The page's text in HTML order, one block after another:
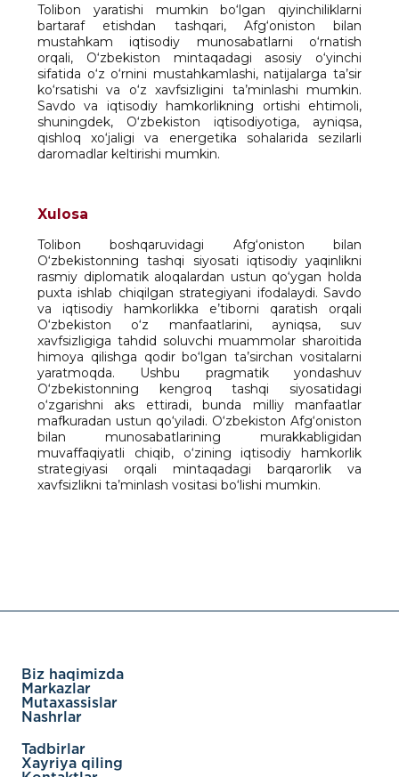
Tolibon yaratishi mumkin bo‘lgan qiyinchiliklarni
bartaraf etishdan tashqari, Afg‘oniston bilan
mustahkam iqtisodiy munosabatlarni o‘rnatish
orqali, O‘zbekiston mintaqadagi asosiy o‘yinchi
sifatida o‘z o‘rnini mustahkamlashi, natijalarga ta’sir
ko‘rsatishi va o‘z xavfsizligini ta’minlashi mumkin.
Savdo va iqtisodiy hamkorlikning ortishi ehtimoli,
shuningdek, O‘zbekiston iqtisodiyotiga, ayniqsa,
qishloq xo‘jaligi va energetika sohalarida sezilarli
daromadlar keltirishi mumkin.
Xulosa
Tolibon boshqaruvidagi Afg‘oniston bilan
O‘zbekistonning tashqi siyosati iqtisodiy yaqinlikni
rasmiy diplomatik aloqalardan ustun qo‘ygan holda
puxta ishlab chiqilgan strategiyani ifodalaydi. Savdo
va iqtisodiy hamkorlikka e’tiborni qaratish orqali
O‘zbekiston o‘z manfaatlarini, ayniqsa, suv
xavfsizligiga tahdid soluvchi muammolar sharoitida
himoya qilishga qodir bo‘lgan ta’sirchan vositalarni
yaratmoqda. Ushbu pragmatik yondashuv
O‘zbekistonning kengroq tashqi siyosatidagi
o‘zgarishni aks ettiradi, bunda milliy manfaatlar
mafkuradan ustun qo‘yiladi. O‘zbekiston Afg‘oniston
bilan munosabatlarining murakkabligidan
muvaffaqiyatli chiqib, o‘zining iqtisodiy hamkorlik
strategiyasi orqali mintaqadagi barqarorlik va
xavfsizlikni ta’minlash vositasi bo‘lishi mumkin.
Biz haqimizda
Markazlar
Mutaxassislar
Nashrlar
Tadbirlar
Xayriya qiling